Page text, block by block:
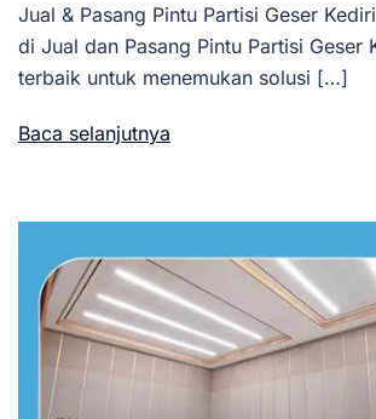
Jual & Pasang Pintu Partisi Geser
di Jual dan Pasang Pintu Partisi Geser
terbaik untuk menemukan solusi […]
Baca selanjutnya